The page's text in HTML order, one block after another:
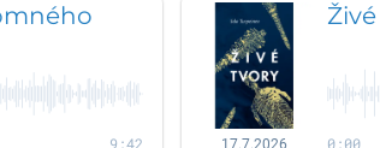
9:42 17.7.2026 0:00